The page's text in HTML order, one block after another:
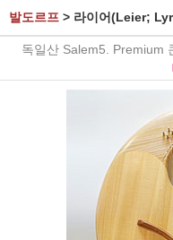
발도르프 > 라이어(Leier;
독일산 Salem5. Premium